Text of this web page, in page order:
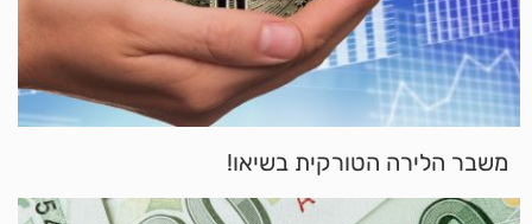
משבר הלירה הטורקית בשיאו!